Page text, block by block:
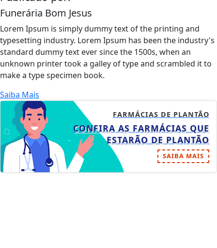
Funerária Bom Jesus
Lorem Ipsum is simply dummy text of the printing and
typesetting industry. Lorem Ipsum has been the industry's
standard dummy text ever since the 1500s, when an
unknown printer took a galley of type and scrambled it to
make a type specimen book.
Saiba Mais
FARMÁCIAS DE PLANTÃO
CONFIRA AS FARMÁCIAS QUE
ESTARÃO DE PLANTÃO
SAIBA MAIS